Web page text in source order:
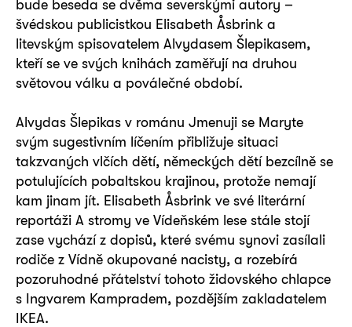
bude beseda se dvěma severskými autory –
švédskou publicistkou Elisabeth Åsbrink a
litevským spisovatelem Alvydasem Šlepikasem,
kteří se ve svých knihách zaměřují na druhou
světovou válku a poválečné období.
Alvydas Šlepikas v románu Jmenuji se Maryte
svým sugestivním líčením přibližuje situaci
takzvaných vlčích dětí, německých dětí bezcílně se
potulujících pobaltskou krajinou, protože nemají
kam jinam jít. Elisabeth Åsbrink ve své literární
reportáži A stromy ve Vídeňském lese stále stojí
zase vychází z dopisů, které svému synovi zasílali
rodiče z Vídně okupované nacisty, a rozebírá
pozoruhodné přátelství tohoto židovského chlapce
s Ingvarem Kampradem, pozdějším zakladatelem
IKEA.